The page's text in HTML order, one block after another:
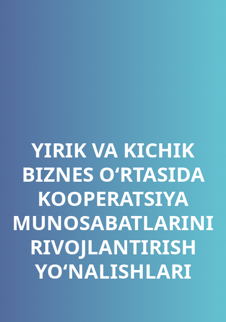
YIRIK VA KICHIK
BIZNES O‘RTASIDA
KOOPERATSIYA
MUNOSABATLARINI
RIVOJLANTIRISH
YO‘NALISHLARI